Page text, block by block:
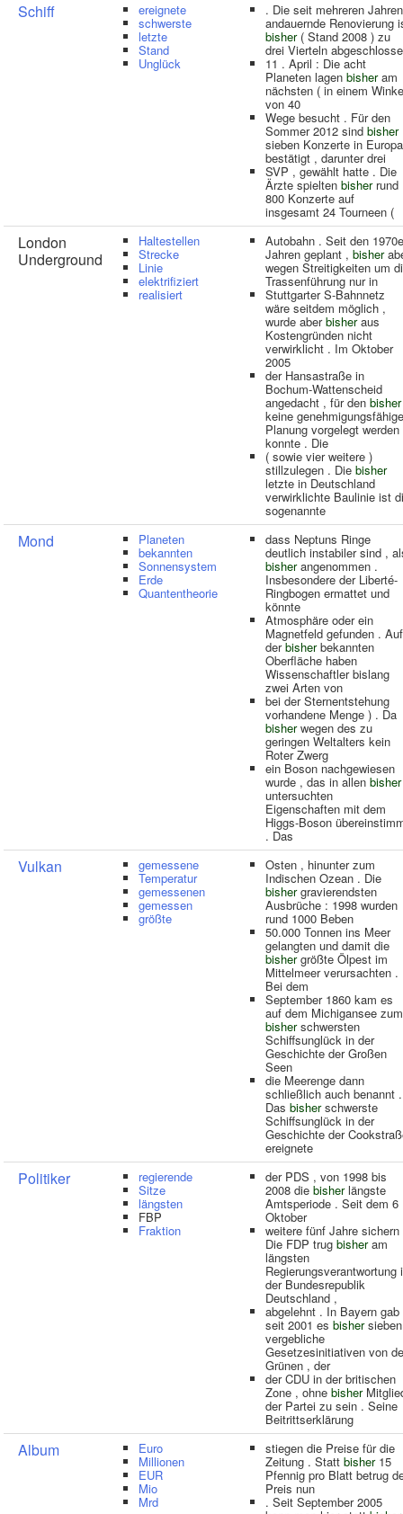
Schiff ereignete
schwerste
letzte
Stand
Unglück
. Die seit mehreren Jahren
andauernde Renovierung
bisher( Stand 2008 ) zu
drei Vierteln
11 . April : Die acht
Planeten lagen bisheram
nächsten ( in einem
von 40
Wege besucht . Für den
Sommer 2012 sind bisher
sieben Konzerte in Europa
bestätigt , darunter drei
SVP , gewählt hatte . Die
Ärzte spielten bisherrund
800 Konzerte auf
insgesamt 24 Tourneen (
London
Underground
Haltestellen
Strecke
Linie
elektrifiziert
realisiert
Autobahn . Seit den
Jahren geplant , bisher
wegen Streitigkeiten um
Trassenführung nur in
Stuttgarter S-Bahnnetz
wäre seitdem möglich ,
wurde aberbisheraus
Kostengründen nicht
verwirklicht . Im Oktober
2005
der Hansastraße in
Bochum-Wattenscheid
angedacht , für den bisher
keine genehmigungsfähige
Planung vorgelegt werden
konnte . Die
( sowie vier weitere )
stillzulegen . Die bisher
letzte in Deutschland
verwirklichte Baulinie ist
sogenannte
Mond Planeten
bekannten
Sonnensystem
Erde
Quantentheorie
dass Neptuns Ringe
deutlich instabiler sind ,
bisherangenommen .
Insbesondere der Liberté-
Ringbogen ermattet und
könnte
Atmosphäre oder ein
Magnetfeld gefunden . Auf
derbisherbekannten
Oberfläche haben
Wissenschaftler bislang
zwei Arten von
bei der Sternentstehung
vorhandene Menge ) . Da
bisherwegen des zu
geringen Weltalters kein
Roter Zwerg
ein Boson nachgewiesen
wurde , das in allen bisher
untersuchten
Eigenschaften mit dem
Higgs-Boson
. Das
Vulkan gemessene
Temperatur
gemessenen
gemessen
größte
Osten , hinunter zum
Indischen Ozean . Die
bishergravierendsten
Ausbrüche : 1998 wurden
rund 1000 Beben
50.000 Tonnen ins Meer
gelangten und damit die
bishergrößte Ölpest im
Mittelmeer verursachten .
Bei dem
September 1860 kam es
auf dem Michigansee zum
bisherschwersten
Schiffsunglück in der
Geschichte der Großen
Seen
die Meerenge dann
schließlich auch benannt .
Das bisherschwerste
Schiffsunglück in der
Geschichte der
ereignete
Politiker regierende
Sitze
längsten
FBP
Fraktion
der PDS , von 1998 bis
2008 die bisherlängste
Amtsperiode . Seit dem 6
Oktober
weitere fünf Jahre sichern
Die FDP trug bisheram
längsten
Regierungsverantwortung
der Bundesrepublik
Deutschland ,
abgelehnt . In Bayern gab
seit 2001 es bishersieben
vergebliche
Gesetzesinitiativen von
Grünen , der
der CDU in der britischen
Zone , ohne bisher
der Partei zu sein . Seine
Beitrittserklärung
Album Euro
Millionen
EUR
Mio
Mrd
stiegen die Preise für die
Zeitung . Statt bisher15
Pfennig pro Blatt betrug
Preis nun
. Seit September 2005